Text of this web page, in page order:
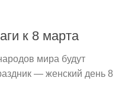
к 8 марта
мира будут
— женский день 8